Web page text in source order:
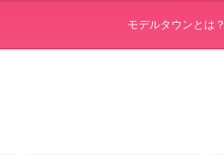
モデルタウンとは？